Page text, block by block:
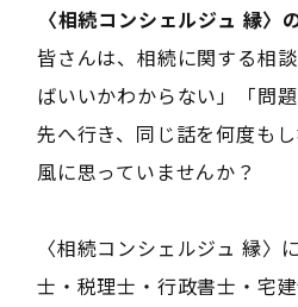
――〈相続コンシェルジュ 縁〉の
皆さんは、相続に関する相
ばいいかわからない」「問
先へ行き、同じ話を何度も
風に思っていませんか？
〈相続コンシェルジュ 縁〉
士・税理士・行政書士・宅